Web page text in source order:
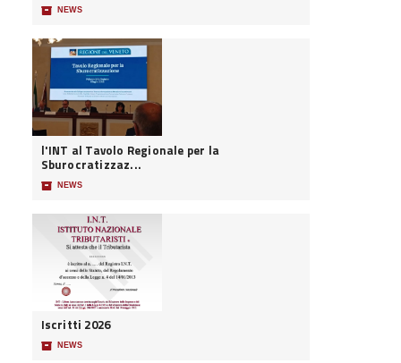
📦 NEWS
l'INT al Tavolo Regionale per la
Sburocratizzaz...
📦 NEWS
Iscritti 2026
📦 NEWS